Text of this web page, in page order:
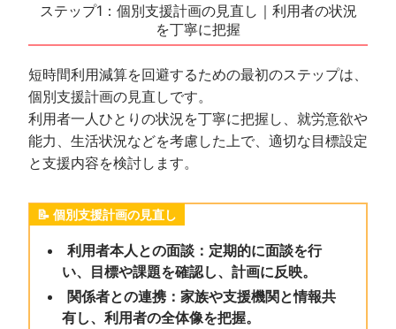
ステップ1：個別支援計画の見直し｜利用者の状況
を丁寧に把握
短時間利用減算を回避するための最初のステップは、
個別支援計画の見直しです。
利用者一人ひとりの状況を丁寧に把握し、就労意欲や
能力、生活状況などを考慮した上で、適切な目標設定
と支援内容を検討します。
個別支援計画の見直し
利用者本人との面談：定期的に面談を行
い、目標や課題を確認し、計画に反映。
関係者との連携：家族や支援機関と情報共
有し、利用者の全体像を把握。